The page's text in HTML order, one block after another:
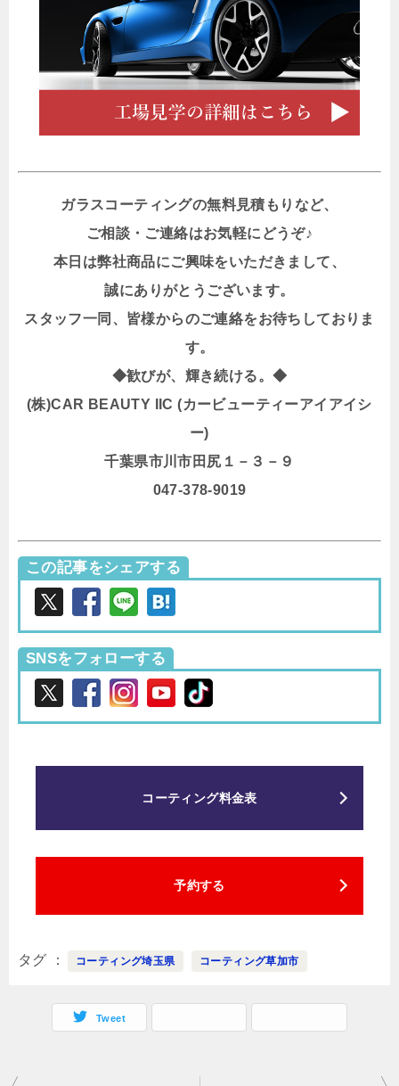
ガラスコーティングの無料見積もりなど、
ご相談・ご連絡はお気軽にどうぞ♪
本日は弊社商品にご興味をいただきまして、
誠にありがとうございます。
スタッフ一同、皆様からのご連絡をお待ちしておりま
す。
◆歓びが、輝き続ける。◆
(株)CAR BEAUTY IIC (カービューティーアイアイシ
ー)
千葉県市川市田尻１－３－９
047-378-9019
この記事をシェアする
SNSをフォローする
コーティング料金表
予約する
タグ コーティング埼玉県 コーティング草加市
Tweet